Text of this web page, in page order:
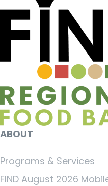
ABOUT
Programs & Services
FIND August 2026